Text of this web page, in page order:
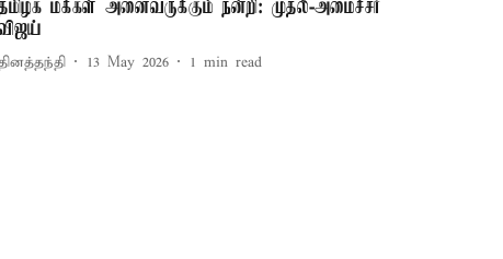
மக்கள் அனைவருக்கும் நன்றி: முதல்-அமைச்சர்
13 May 2026 1 min read